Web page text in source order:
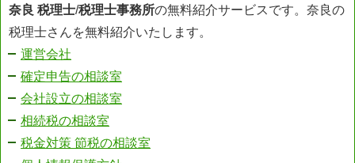
奈良 税理士/税理士事務所の無料紹介サービスです。奈良の
税理士さんを無料紹介いたします。
運営会社
確定申告の相談室
会社設立の相談室
相続税の相談室
税金対策 節税の相談室